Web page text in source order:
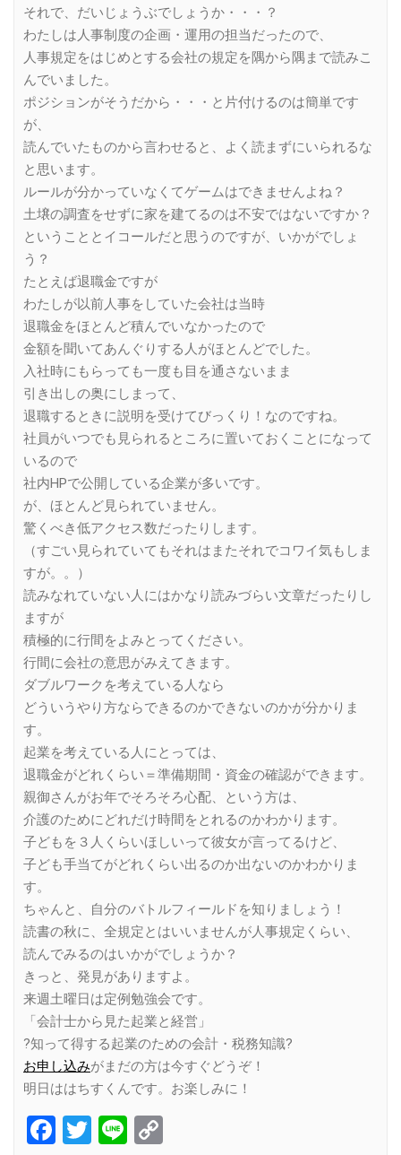
それで、だいじょうぶでしょうか・・・？
わたしは人事制度の企画・運用の担当だったので、
人事規定をはじめとする会社の規定を隅から隅まで読みこ
んでいました。
ポジションがそうだから・・・と片付けるのは簡単です
が、
読んでいたものから言わせると、よく読まずにいられるな
と思います。
ルールが分かっていなくてゲームはできませんよね？
土壌の調査をせずに家を建てるのは不安ではないですか？
ということとイコールだと思うのですが、いかがでしょ
う？
たとえば退職金ですが
わたしが以前人事をしていた会社は当時
退職金をほとんど積んでいなかったので
金額を聞いてあんぐりする人がほとんどでした。
入社時にもらっても一度も目を通さないまま
引き出しの奥にしまって、
退職するときに説明を受けてびっくり！なのですね。
社員がいつでも見られるところに置いておくことになって
いるので
社内HPで公開している企業が多いです。
が、ほとんど見られていません。
驚くべき低アクセス数だったりします。
（すごい見られていてもそれはまたそれでコワイ気もしま
すが。。）
読みなれていない人にはかなり読みづらい文章だったりし
ますが
積極的に行間をよみとってください。
行間に会社の意思がみえてきます。
ダブルワークを考えている人なら
どういうやり方ならできるのかできないのかが分かりま
す。
起業を考えている人にとっては、
退職金がどれくらい＝準備期間・資金の確認ができます。
親御さんがお年でそろそろ心配、という方は、
介護のためにどれだけ時間をとれるのかわかります。
子どもを３人くらいほしいって彼女が言ってるけど、
子ども手当てがどれくらい出るのか出ないのかわかりま
す。
ちゃんと、自分のバトルフィールドを知りましょう！
読書の秋に、全規定とはいいませんが人事規定くらい、
読んでみるのはいかがでしょうか？
きっと、発見がありますよ。
来週土曜日は定例勉強会です。
「会計士から見た起業と経営」
?知って得する起業のための会計・税務知識?
お申し込みがまだの方は今すぐどうぞ！
明日ははちすくんです。お楽しみに！
Facebook
Twitter
Line